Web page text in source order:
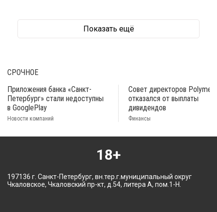
Показать ещё
СРОЧНОЕ
Приложения банка «Санкт-
Петербург» стали недоступны
в GooglePlay
Новости компаний
Совет директоров
отказался от выплаты
дивидендов
Финансы
18+
197136 г. Санкт-Петербург, вн.тер.г.муниципальный округ
Чкаловское, Чкаловский пр-кт, д.54, литера А, пом.1-Н.